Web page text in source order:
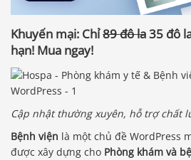
Khuyến mại: Chỉ89 đô la35 đô
hạn! Mua ngay!
Cập nhật thường xuyên, hỗ trợ chất
Bệnh viện là một chủ đề WordPress
được xây dựng cho Phòng khám và